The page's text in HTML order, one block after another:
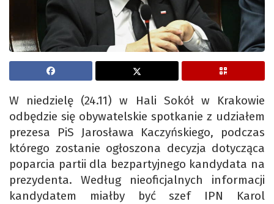
W niedzielę (24.11) w Hali Sokół w Krakowie
odbędzie się obywatelskie spotkanie z udziałem
prezesa PiS Jarosława Kaczyńskiego, podczas
którego zostanie ogłoszona decyzja dotycząca
poparcia partii dla bezpartyjnego kandydata na
prezydenta. Według nieoficjalnych informacji
kandydatem miałby być szef IPN Karol